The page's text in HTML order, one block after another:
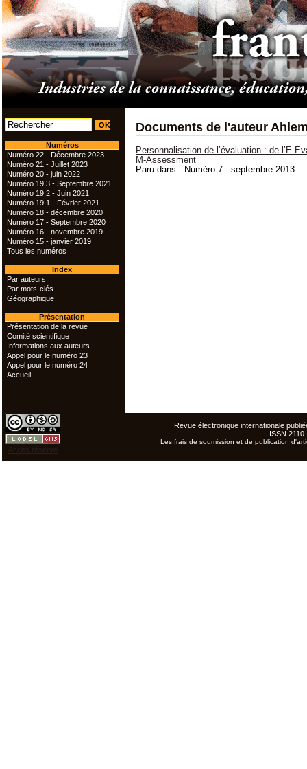
Numéros
Numéro 22 - Décembre 2023
Numéro 21 - Juillet 2023
Numéro 20 - juin 2022
Numéro 19.3 - Septembre 2021
Numéro 19.2 - Juin 2021
Numéro 19.1 - Février 2021
Numéro 18 - décembre 2020
Numéro 17 - Septembre 2020
Numéro 16 - novembre 2019
Numéro 15 - janvier 2019
Tous les numéros
Index
Par auteurs
Par mots-clés
Géographique
Présentation
Présentation de la revue
Comité scientifique
Informations aux auteurs
Appel pour le numéro 23
Appel pour le numéro 24
Accueil
Documents de l'auteur
Personnalisation de l’évaluation : de l’E-
M-Assessment
Paru dans : Numéro 7 - septembre 2013
Accès réservé
Revue électronique internationale
ISSN
Les frais de soumission et de publication